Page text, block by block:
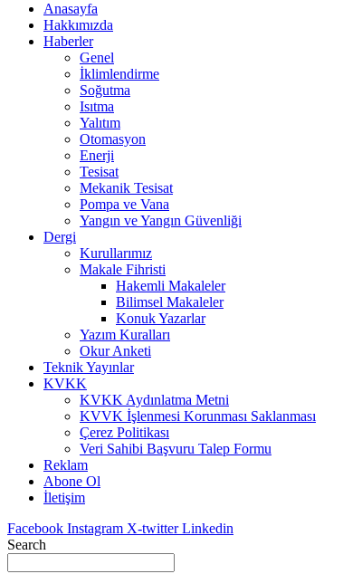
Anasayfa
Hakkımızda
Haberler
Genel
İklimlendirme
Soğutma
Isıtma
Yalıtım
Otomasyon
Enerji
Tesisat
Mekanik Tesisat
Pompa ve Vana
Yangın ve Yangın Güvenliği
Dergi
Kurullarımız
Makale Fihristi
Hakemli Makaleler
Bilimsel Makaleler
Konuk Yazarlar
Yazım Kuralları
Okur Anketi
Teknik Yayınlar
KVKK
KVKK Aydınlatma Metni
KVVK İşlenmesi Korunması Saklanması
Çerez Politikası
Veri Sahibi Başvuru Talep Formu
Reklam
Abone Ol
İletişim
Facebook Instagram X-twitter Linkedin
Search